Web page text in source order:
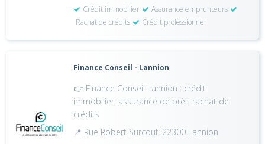
Crédit immobilier
Assurance emprunteurs
Rachat de crédits
Crédit professionnel
Finance Conseil - Lannion
👉 Finance Conseil Lannion : crédit
immobilier, assurance de prêt, rachat de
crédits
📍 Rue Robert Surcouf, 22300 Lannion